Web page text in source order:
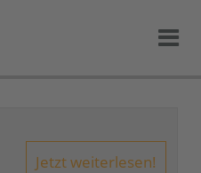
Jetzt weiterlesen!